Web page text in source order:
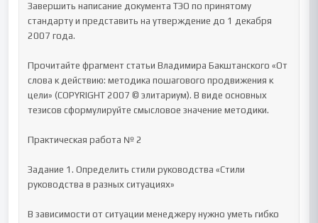
Завершить написание документа ТЭО по принятому
стандарту и представить на утверждение до 1 декабря
2007 года.
Прочитайте фрагмент статьи Владимира Бакштанского «От
слова к действию: методика пошагового продвижения к
цели» (COPYRIGHT 2007 © элитариум). В виде основных
тезисов сформулируйте смысловое значение методики.
Практическая работа № 2
Задание 1. Определить стили руководства «Стили
руководства в разных ситуациях»
В зависимости от ситуации менеджеру нужно уметь гибко